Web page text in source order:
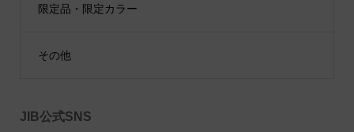
限定品・限定カラー
その他
JIB公式SNS